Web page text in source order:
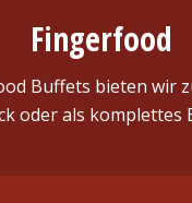
Fingerfood
Buffets bieten wir
oder als komplettes